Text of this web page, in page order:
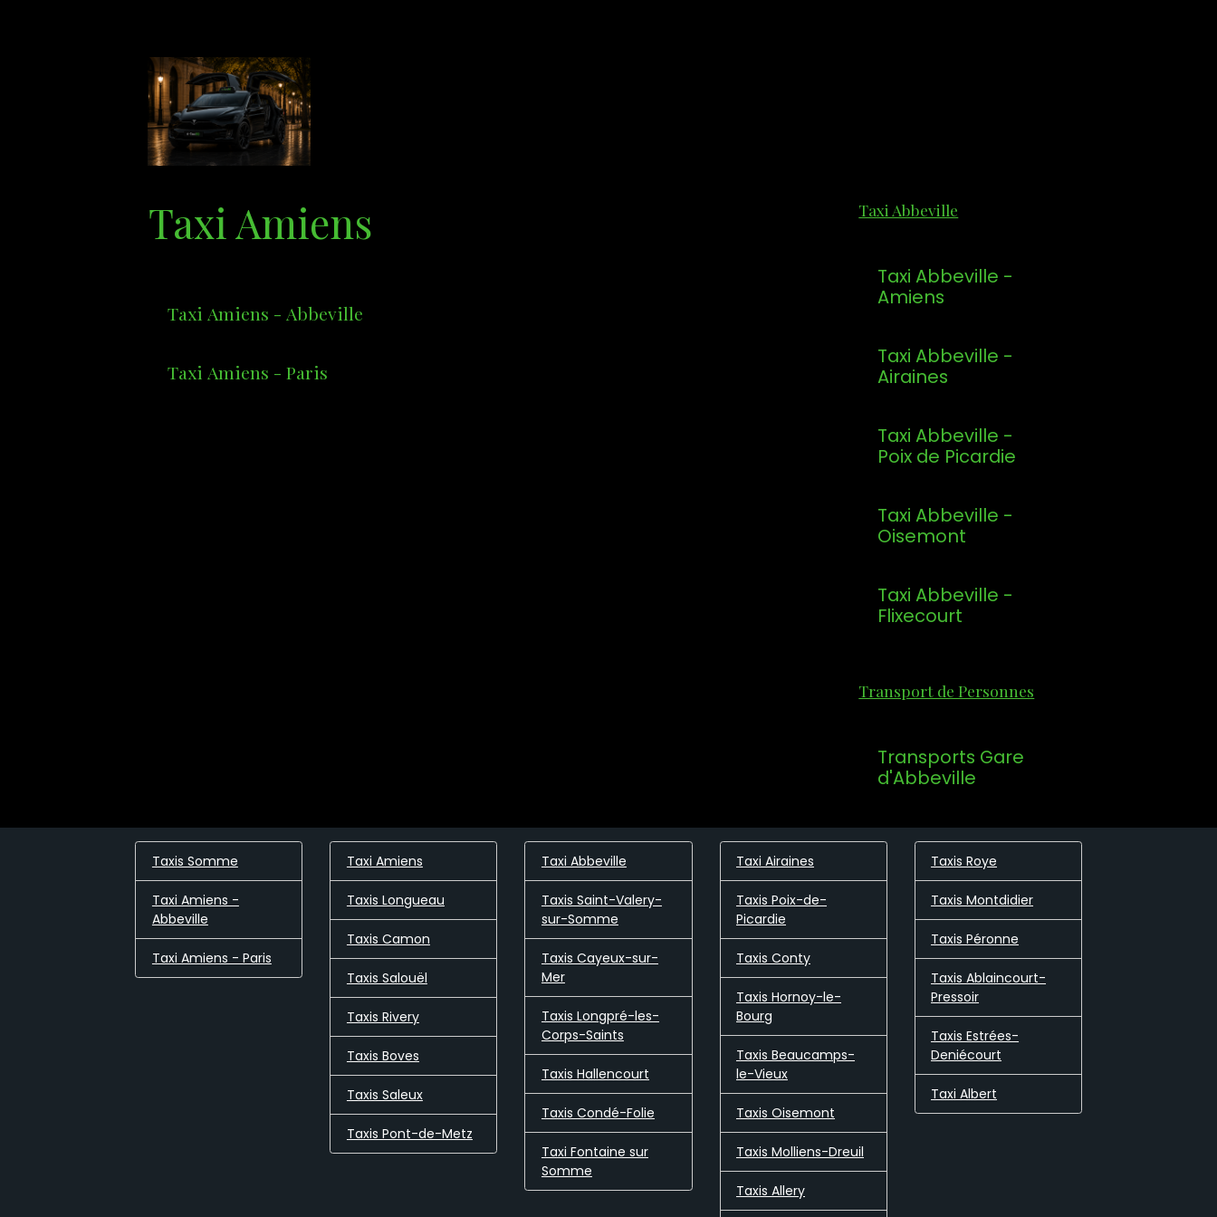
Taxi Amiens
Taxi Amiens - Abbeville
Taxi Amiens - Paris
Taxi Abbeville
Taxi Abbeville -
Amiens
Taxi Abbeville -
Airaines
Taxi Abbeville -
Poix de Picardie
Taxi Abbeville -
Oisemont
Taxi Abbeville -
Flixecourt
Transport de Personnes
Transports Gare
d'Abbeville
Taxis Somme
Taxi Amiens -
Abbeville
Taxi Amiens - Paris
Taxi Amiens
Taxis Longueau
Taxis Camon
Taxis Salouël
Taxis Rivery
Taxis Boves
Taxis Saleux
Taxis Pont-de-Metz
Taxi Abbeville
Taxis Saint-Valery-
sur-Somme
Taxis Cayeux-sur-
Mer
Taxis Longpré-les-
Corps-Saints
Taxis Hallencourt
Taxis Condé-Folie
Taxi Fontaine sur
Somme
Taxi Airaines
Taxis Poix-de-
Picardie
Taxis Conty
Taxis Hornoy-le-
Bourg
Taxis Beaucamps-
le-Vieux
Taxis Oisemont
Taxis Molliens-Dreuil
Taxis Allery
Taxis Roye
Taxis Montdidier
Taxis Péronne
Taxis Ablaincourt-
Pressoir
Taxis Estrées-
Deniécourt
Taxi Albert